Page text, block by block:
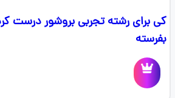
کی برای رشته تجربی بروشور درست
بفرسته